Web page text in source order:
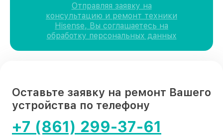
Отправляя заявку на
консультацию и ремонт техники
Hisense, Вы соглашаетесь на
обработку персональных данных
Оставьте заявку на ремонт Вашего
устройства по телефону
+7 (861) 299-37-61